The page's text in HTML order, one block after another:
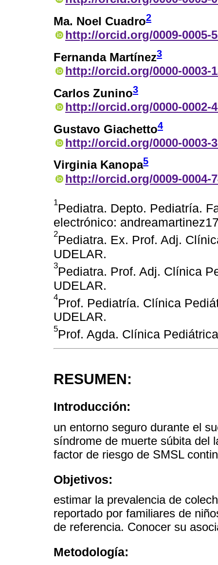
Ma. Noel Cuadro2
http://orcid.org/0009-0005-
Fernanda Martínez3
http://orcid.org/0000-0003-
Carlos Zunino3
http://orcid.org/0000-0002-
Gustavo Giachetto4
http://orcid.org/0000-0003-
Virginia Kanopa5
http://orcid.org/0009-0004-
1Pediatra. Depto. Pediatría.
electrónico:
2Pediatra. Ex. Prof. Adj.
UDELAR.
3Pediatra. Prof. Adj. Clínica
UDELAR.
4Prof. Pediatría. Clínica
UDELAR.
5Prof. Agda. Clínica
RESUMEN:
Introducción:
un entorno seguro durante el
síndrome de muerte súbita del
factor de riesgo de SMSL
Objetivos:
estimar la prevalencia de
reportado por familiares de
de referencia. Conocer su
Metodología: